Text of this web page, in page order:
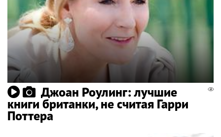
Джоан Роулинг: лучшие
книги британки, не считая Гарри
Поттера